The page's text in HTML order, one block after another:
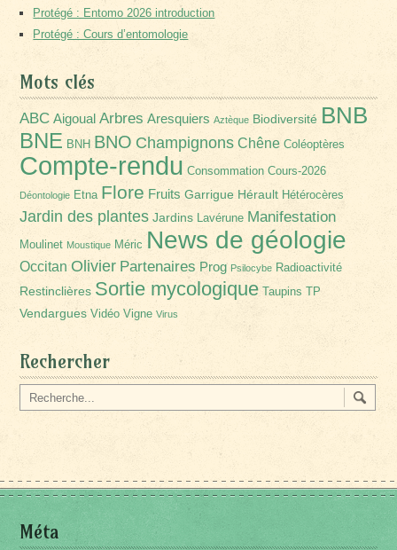
Protégé : Entomo 2026 introduction
Protégé : Cours d’entomologie
Mots clés
ABC Aigoual Arbres Aresquiers Aztèque Biodiversité BNB
BNE BNH BNO Champignons Chêne Coléoptères
Compte-rendu Consommation Cours-2026
Déontologie Etna Flore Fruits Garrigue Hérault Hétérocères
Jardin des plantes Jardins Lavérune Manifestation
Moulinet Moustique Méric News de géologie
Occitan Olivier Partenaires Prog Psilocybe Radioactivité
Restinclières Sortie mycologique Taupins TP
Vendargues Vidéo Vigne Virus
Rechercher
Méta